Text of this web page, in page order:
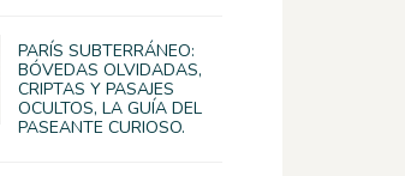
PARÍS SUBTERRÁNEO:
BÓVEDAS OLVIDADAS,
CRIPTAS Y PASAJES
OCULTOS, LA GUÍA DEL
PASEANTE CURIOSO.